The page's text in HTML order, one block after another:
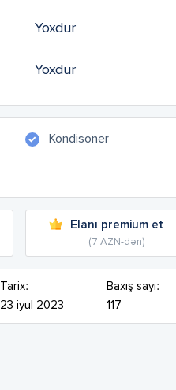
Yoxdur
Yoxdur
Kondisoner
Elanı premium et
(7 AZN-dən)
Tarix:
23 iyul 2023
Baxış sayı:
117